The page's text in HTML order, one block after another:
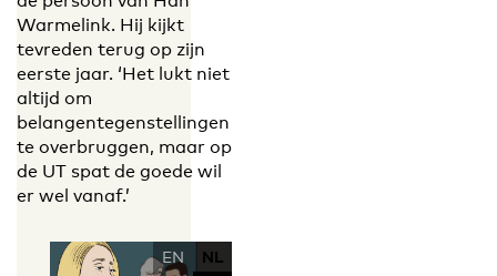
Warmelink. Hij kijkt
tevreden terug op zijn
eerste jaar. ‘Het lukt niet
altijd om
belangentegenstellingen
te overbruggen, maar op
de UT spat de goede wil
er wel vanaf.’
EN NL